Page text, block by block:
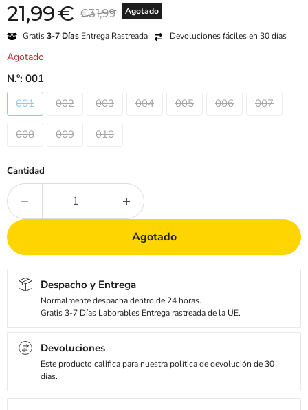
Agotado
Precio actual
21,99€ Precio original
€31,99
Gratis3-7 Días Entrega Rastreada Devoluciones fáciles en 30 días
Agotado
N.º: 001
001
002 003 004 005 006 007
008 009 010
Cantidad
Agotado
Despacho y Entrega
Normalmente despacha dentro de 24 horas.
Gratis 3-7 Días Laborables Entrega rastreada de la UE.
Devoluciones
Este producto califica para nuestra política de devolución de 30
días.